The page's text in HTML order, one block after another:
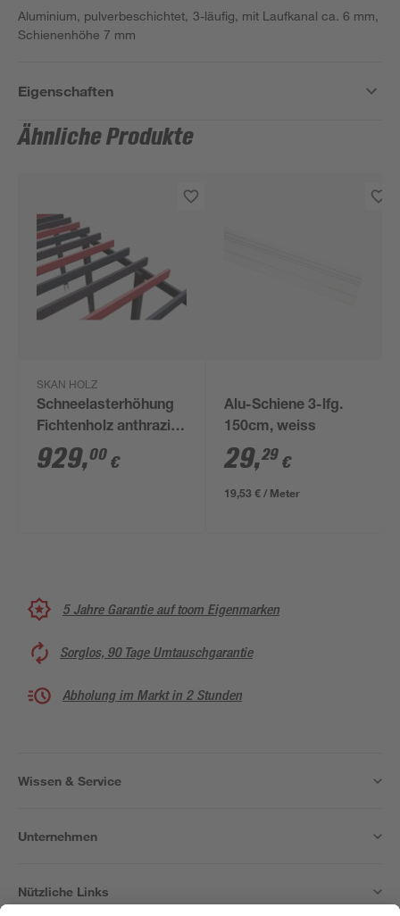
Aluminium, pulverbeschichtet, 3-läufig, mit Laufkanal ca. 6 mm,
Schienenhöhe 7 mm
Eigenschaften
Ähnliche Produkte
SKAN HOLZ
Schneelasterhöhung
Fichtenholz anthrazit
557 x 555 cm
929,00 €
Alu-Schiene 3-lfg.
150cm, weiss
29,29 €
19,53 € / Meter
5 Jahre Garantie auf toom Eigenmarken
Sorglos, 90 Tage Umtauschgarantie
Abholung im Markt in 2 Stunden
Wissen & Service
Unternehmen
Nützliche Links